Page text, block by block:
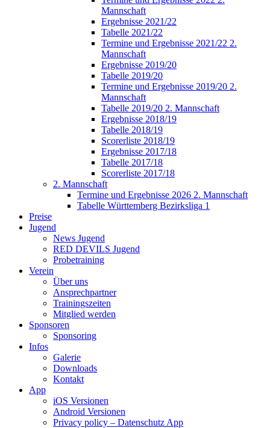
Mannschaft
Ergebnisse 2021/22
Tabelle 2021/22
Termine und Ergebnisse 2021/22 2.
Mannschaft
Ergebnisse 2019/20
Tabelle 2019/20
Termine und Ergebnisse 2019/20 2.
Mannschaft
Tabelle 2019/20 2. Mannschaft
Ergebnisse 2018/19
Tabelle 2018/19
Scorerliste 2018/19
Ergebnisse 2017/18
Tabelle 2017/18
Scorerliste 2017/18
2. Mannschaft
Termine und Ergebnisse 2026 2. Mannschaft
Tabelle Württemberg Bezirksliga 1
Preise
Jugend
News Jugend
RED DEVILS Jugend
Probetraining
Verein
Über uns
Ansprechpartner
Trainingszeiten
Mitglied werden
Sponsoren
Sponsoring
Infos
Galerie
Downloads
Kontakt
App
iOS Versionen
Android Versionen
Privacy policy – Datenschutz App